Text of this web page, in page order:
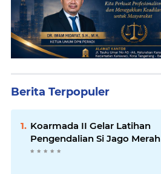
Berita Terpopuler
Koarmada II Gelar Latihan
Pengendalian Si Jago Merah